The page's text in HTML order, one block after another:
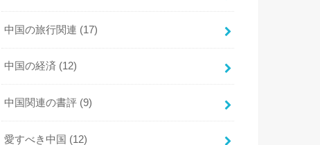
中国の旅行関連 (17)
中国の経済 (12)
中国関連の書評 (9)
愛すべき中国 (12)